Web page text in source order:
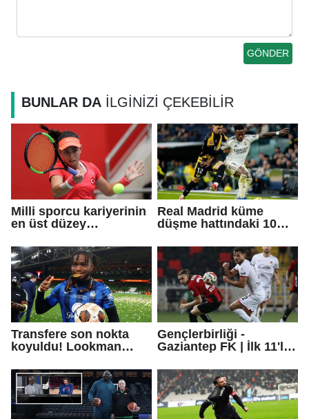
BUNLAR DA İLGİNİZİ ÇEKEBİLİR
Milli sporcu kariyerinin
en üst düzey
Real Madrid küme
düşme hattındaki 10
penaltıyla yıktı
Transfere son nokta
koyuldu! Lookman
açıklandı
Gençlerbirliği -
Gaziantep FK | İlk 11'ler